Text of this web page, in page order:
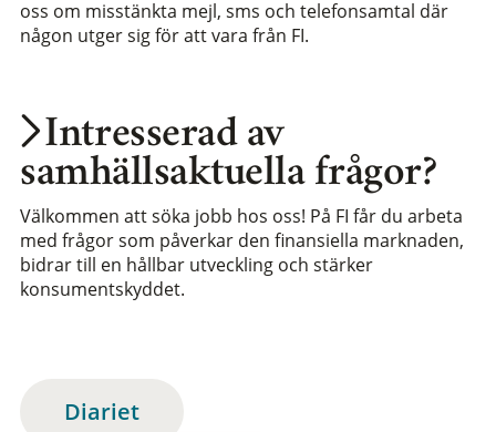
Intresserad av
samhällsaktuella frågor?
Välkommen att söka jobb hos oss! På FI får du arbeta
med frågor som påverkar den finansiella marknaden,
bidrar till en hållbar utveckling och stärker
konsumentskyddet.
oss om misstänkta mejl, sms och telefonsamtal där
någon utger sig för att vara från FI.
Diariet